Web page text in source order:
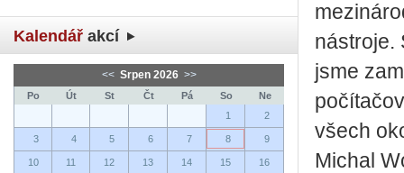
Kalendář akcí
<< Srpen 2026 >>
Po Út St Čt Pá So
Ne
1
2
3 4 5 6 7 8 9
10 11 12 13 14 15 16
nástroje.
jsme
všech
Michal